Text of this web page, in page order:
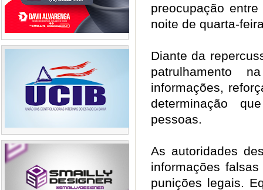
preocupação
noite de quarta-
Diante da
patrulhamento
informações,
determinação
pessoas.
As autoridades
informações
punições legais.